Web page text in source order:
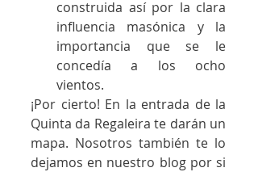
construida así por la clara
influencia masónica y la
importancia que se le
concedía a los ocho
vientos.
¡Por cierto! En la entrada de la
Quinta da Regaleira te darán un
mapa. Nosotros también te lo
dejamos en nuestro blog por si